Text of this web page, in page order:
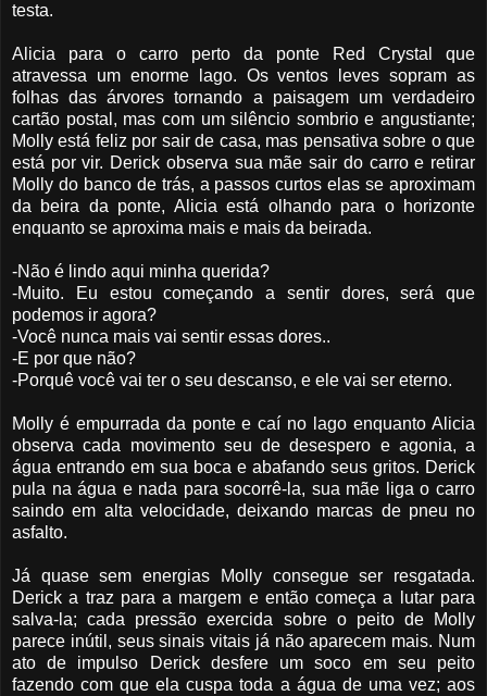
testa.
Alicia para o carro perto da ponte Red Crystal que
atravessa um enorme lago. Os ventos leves sopram as
folhas das árvores tornando a paisagem um verdadeiro
cartão postal, mas com um silêncio sombrio e angustiante;
Molly está feliz por sair de casa, mas pensativa sobre o que
está por vir. Derick observa sua mãe sair do carro e retirar
Molly do banco de trás, a passos curtos elas se aproximam
da beira da ponte, Alicia está olhando para o horizonte
enquanto se aproxima mais e mais da beirada.
-Não é lindo aqui minha querida?
-Muito. Eu estou começando a sentir dores, será que
podemos ir agora?
-Você nunca mais vai sentir essas dores..
-E por que não?
-Porquê você vai ter o seu descanso, e ele vai ser eterno.
Molly é empurrada da ponte e caí no lago enquanto Alicia
observa cada movimento seu de desespero e agonia, a
água entrando em sua boca e abafando seus gritos. Derick
pula na água e nada para socorrê-la, sua mãe liga o carro
saindo em alta velocidade, deixando marcas de pneu no
asfalto.
Já quase sem energias Molly consegue ser resgatada.
Derick a traz para a margem e então começa a lutar para
salva-la; cada pressão exercida sobre o peito de Molly
parece inútil, seus sinais vitais já não aparecem mais. Num
ato de impulso Derick desfere um soco em seu peito
fazendo com que ela cuspa toda a água de uma vez; aos